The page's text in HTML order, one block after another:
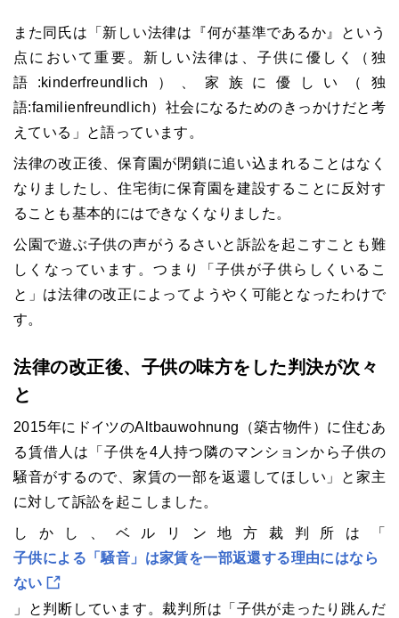
また同氏は「新しい法律は『何が基準であるか』という
点において重要。新しい法律は、子供に優しく（独
語:kinderfreundlich）、家族に優しい（独
語:familienfreundlich）社会になるためのきっかけだと考
えている」と語っています。
法律の改正後、保育園が閉鎖に追い込まれることはなく
なりましたし、住宅街に保育園を建設することに反対す
ることも基本的にはできなくなりました。
公園で遊ぶ子供の声がうるさいと訴訟を起こすことも難
しくなっています。つまり「子供が子供らしくいるこ
と」は法律の改正によってようやく可能となったわけで
す。
法律の改正後、子供の味方をした判決が次々
と
2015年にドイツのAltbauwohnung（築古物件）に住むあ
る賃借人は「子供を4人持つ隣のマンションから子供の
騒音がするので、家賃の一部を返還してほしい」と家主
に対して訴訟を起こしました。
しかし、ベルリン地方裁判所は「
子供による「騒音」は家賃を一部返還する理由にはなら
ない
」と判断しています。裁判所は「子供が走ったり跳んだ